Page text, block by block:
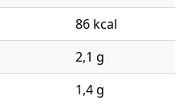
86 kcal
2,1 g
1,4 g